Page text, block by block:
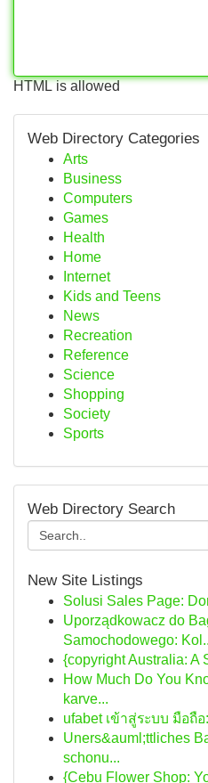
HTML is allowed
Web Directory Categories
Arts
Business
Computers
Games
Health
Home
Internet
Kids and Teens
News
Recreation
Reference
Science
Shopping
Society
Sports
Web Directory Search
New Site Listings
Solusi Sales Page:
Uporządkowacz do
Samochodowego:
{copyright Australia: A
How Much Do You
karve...
ufabet เข้าสู่ระบบ มือถื
Uners&auml;ttliches
schonu...
{Cebu Flower Shop: